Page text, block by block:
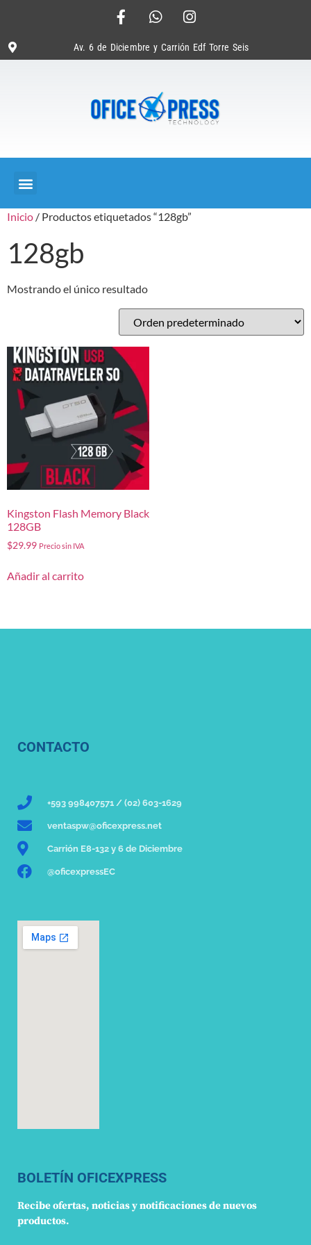
Av. 6 de Diciembre y Carrión Edf Torre Seis
Inicio / Productos etiquetados “128gb”
128gb
Mostrando el único resultado
Kingston Flash Memory Black
128GB
$29.99 Precio sin IVA
Añadir al carrito
CONTACTO
+593 998407571 / (02) 603-1629
ventaspw@oficexpress.net
Carrión E8-132 y 6 de Diciembre
@oficexpressEC
BOLETÍN OFICEXPRESS
Recibe ofertas, noticias y notificaciones de nuevos
productos.